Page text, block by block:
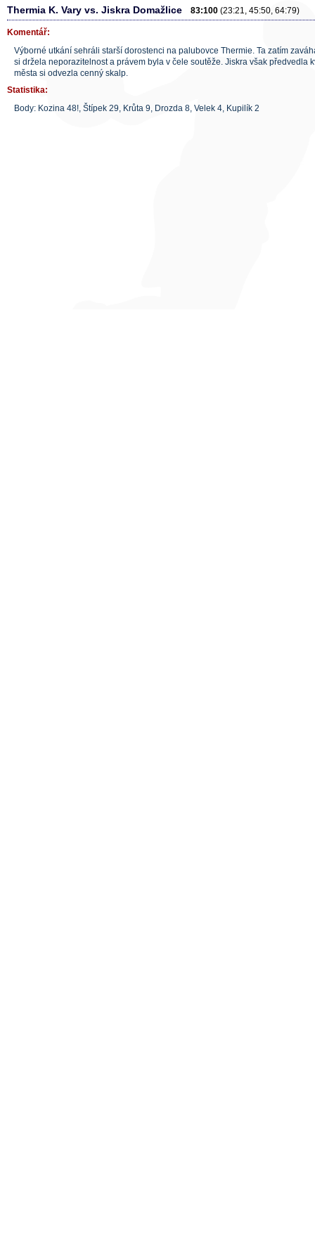
Thermia K. Vary vs. Jiskra Domažlice 83:100 (23:21, 45:50, 64:79)
Komentář:
Výborné utkání sehráli starší dorostenci na palubovce Thermie. Ta zatím
si držela neporazitelnost a právem byla v čele soutěže. Jiskra však předvedla
města si odvezla cenný skalp.
Statistika:
Body: Kozina 48!, Štípek 29, Krůta 9, Drozda 8, Velek 4, Kupilík 2